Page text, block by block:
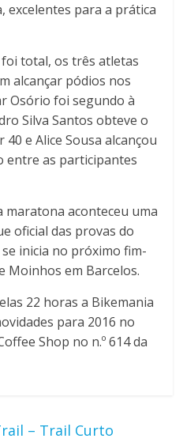
excelentes para a prática
total, os três atletas
alcançar pódios nos
Osório foi segundo à
Silva Santos obteve o
e Alice Sousa alcançou
entre as participantes
maratona aconteceu uma
oficial das provas do
inicia no próximo fim-
Moinhos em Barcelos.
22 horas a Bikemania
para 2016 no
Shop no n.º 614 da
– Trail Curto